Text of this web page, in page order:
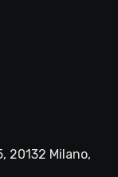
20132 Milano,